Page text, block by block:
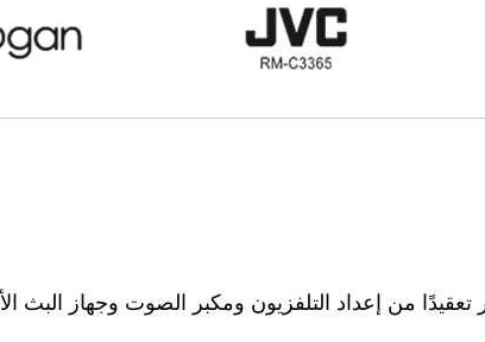
تعقيدًا من إعداد التلفزيون ومكبر الصوت وجهاز